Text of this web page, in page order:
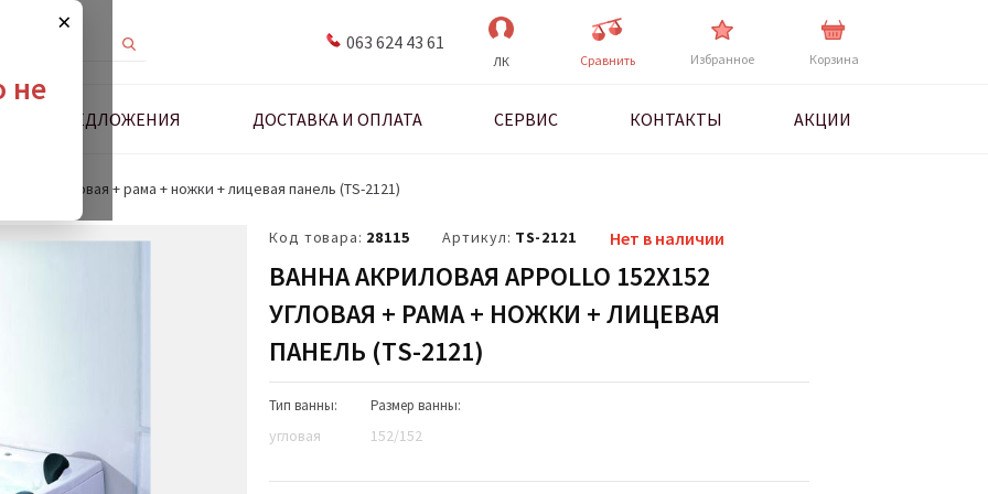
×
не
063 624 43 61
ЛК Cравнить Избранное Корзина
ПРЕДЛОЖЕНИЯ ДОСТАВКА И ОПЛАТА СЕРВИС КОНТАКТЫ АКЦИИ
угловая + рама + ножки + лицевая панель (ТS-2121)
Код товара: 28115 Артикул: ТS-2121 Нет в наличии
ВАННА АКРИЛОВАЯ APPOLLO 152Х152
УГЛОВАЯ + РАМА + НОЖКИ + ЛИЦЕВАЯ
ПАНЕЛЬ (ТS-2121)
Тип ванны:
угловая
Размер ванны:
152/152